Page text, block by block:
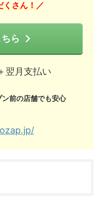
くさん！ ／
ら
翌月支払い
ン前の店舗でも安心